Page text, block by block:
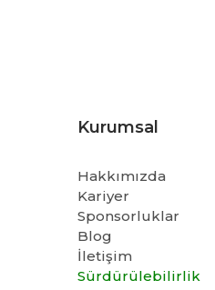
Kurumsal
Hakkımızda
Kariyer
Sponsorluklar
Blog
İletişim
Sürdürülebilirlik